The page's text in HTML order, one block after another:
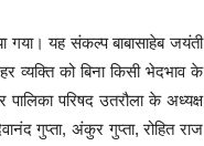
यह संकल्प बाबासाहेब जयंती
व्यक्ति को बिना किसी भेदभाव के
परिषद उतरौला के अध्यक्ष
गुप्ता, अंकुर गुप्ता, रोहित राज